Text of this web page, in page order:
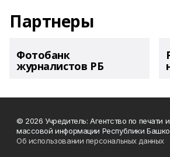
Партнеры
Фотобанк
журналистов РБ
© 2026 Учредитель: Агентство по печати
массовой информации Республики
Об использовании персональных данных